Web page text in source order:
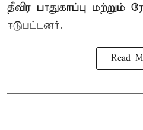
தீவிர பாதுகாப்பு மற்றும்
ஈடுபட்டனர்.
Read